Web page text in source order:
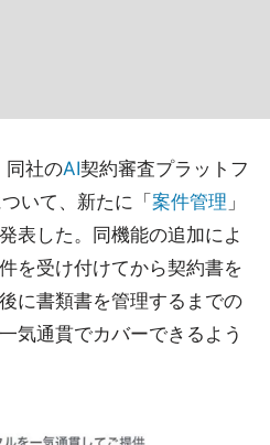
同社のAI契約審査プラットフ
いて、新たに「 案件管理 」
表した。同機能の追加によ
を受け付けてから契約書を
に書類書を管理するまでの
気通貫でカバーできるよう